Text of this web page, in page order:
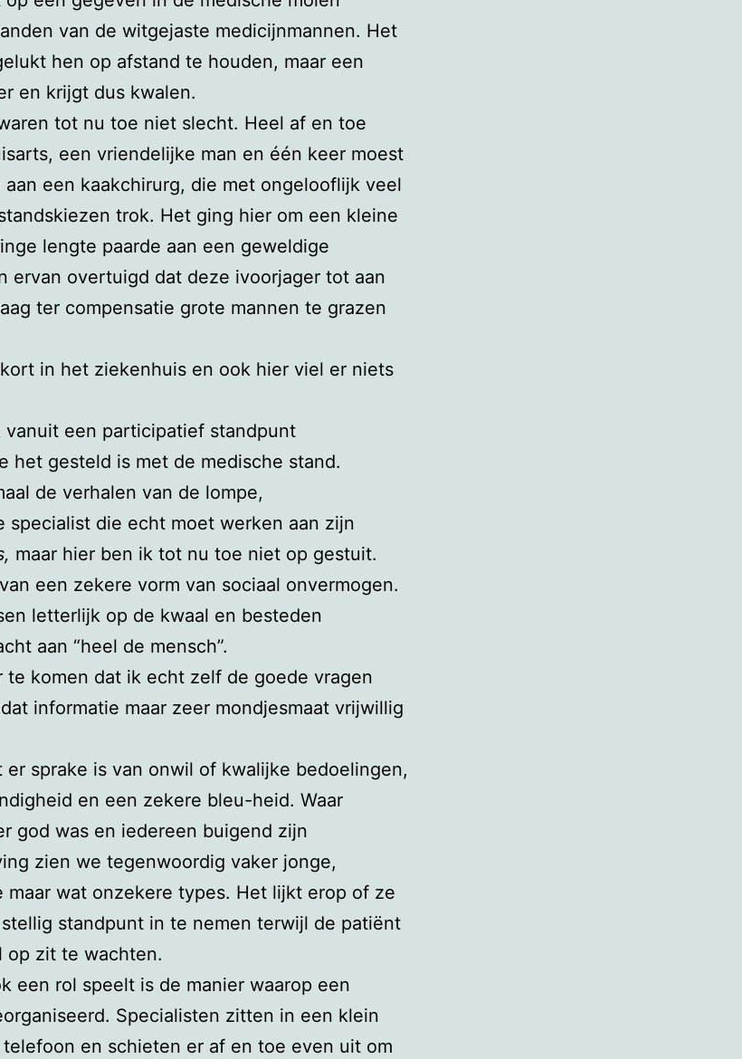
van de witgejaste medicijnmannen. Het
hen op afstand te houden, maar een
en krijgt dus kwalen.
tot nu toe niet slecht. Heel af en toe
een vriendelijke man en één keer moest
een kaakchirurg, die met ongelooflijk veel
trok. Het ging hier om een kleine
lengte paarde aan een geweldige
ervan overtuigd dat deze ivoorjager tot aan
ter compensatie grote mannen te grazen
in het ziekenhuis en ook hier viel er niets
vanuit een participatief standpunt
het gesteld is met de medische stand.
de verhalen van de lompe,
specialist die echt moet werken aan zijn
maar hier ben ik tot nu toe niet op gestuit.
een zekere vorm van sociaal onvermogen.
letterlijk op de kwaal en besteden
aan “heel de mensch”.
te komen dat ik echt zelf de goede vragen
informatie maar zeer mondjesmaat vrijwillig
sprake is van onwil of kwalijke bedoelingen,
en een zekere bleu-heid. Waar
god was en iedereen buigend zijn
zien we tegenwoordig vaker jonge,
maar wat onzekere types. Het lijkt erop of ze
standpunt in te nemen terwijl de patiënt
op zit te wachten.
een rol speelt is de manier waarop een
Specialisten zitten in een klein
en schieten er af en toe even uit om